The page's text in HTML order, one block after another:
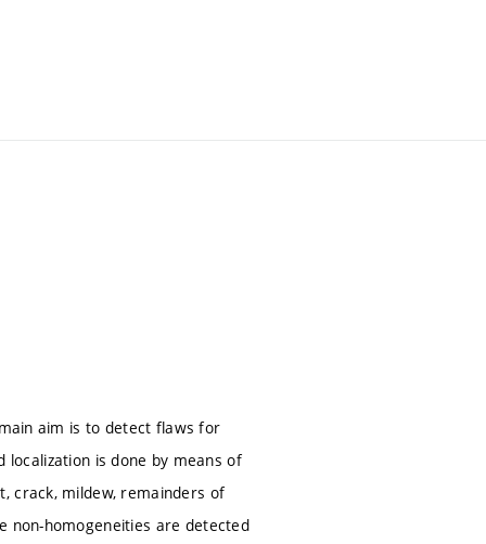
aim is to detect flaws for
is done by means of
crack, mildew, remainders of
non-homogeneities are detected